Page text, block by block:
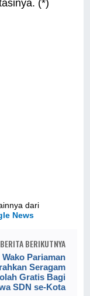
(*)
dari
News
BERITA BERIKUTNYA
Wako Pariaman
Seragam
Gratis Bagi
SDN se-Kota